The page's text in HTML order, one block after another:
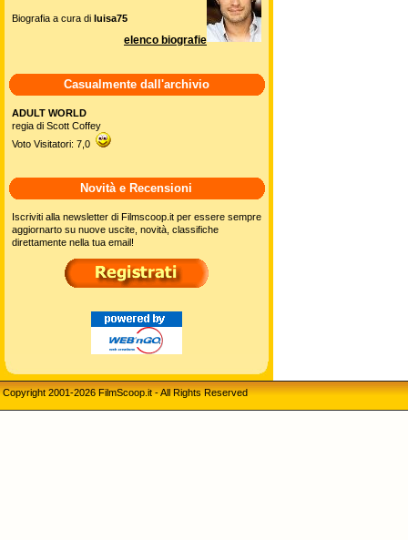
Biografia a cura di luisa75
elenco biografie
Casualmente dall'archivio
ADULT WORLD
regia di Scott Coffey
Voto Visitatori: 7,0
Novità e Recensioni
Iscriviti alla newsletter di Filmscoop.it per essere sempre
aggiornarto su nuove uscite, novità, classifiche
direttamente nella tua email!
Copyright 2001-2026 FilmScoop.it - All Rights Reserved